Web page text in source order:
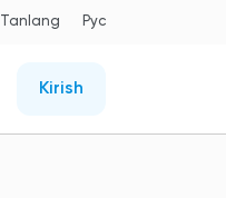
Tanlang Рус
Kirish